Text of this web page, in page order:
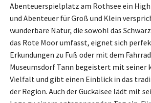
Abenteuerspielplatz am Rothsee ein
und Abenteuer für Groß und Klein
wunderbare Natur, die sowohl das
das Rote Moor umfasst, eignet sich
Erkundungen zu Fuß oder mit dem
Museumsdorf Tann begeistert mit seiner
Vielfalt und gibt einen Einblick in das
der Region. Auch der Guckaisee lädt mit